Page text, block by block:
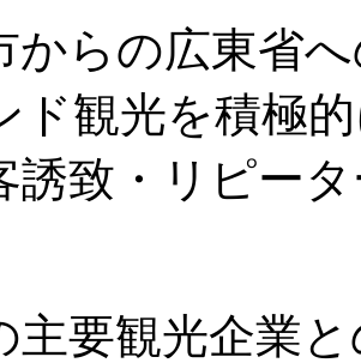
からの広東省
ド観光を積極
誘致・リピー
主要観光企業